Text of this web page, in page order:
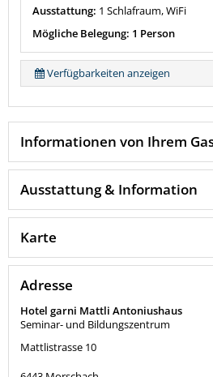
Ausstattung: 1 Schlafraum, WiFi
Mögliche Belegung: 1 Person
Verfügbarkeiten anzeigen
Informationen von Ihrem
Ausstattung & Information
Karte
Adresse
Hotel garni Mattli Antoniushaus
Seminar- und Bildungszentrum
Mattlistrasse 10